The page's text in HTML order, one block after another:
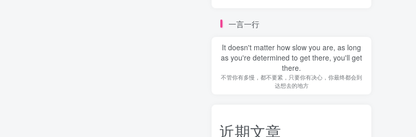
一言一行
It doesn't matter how slow you are, as long
as you're determined to get there, you'll get
there.
不管你有多慢，都不要紧，只要你有决心，你最终都会到
达想去的地方
近期文章